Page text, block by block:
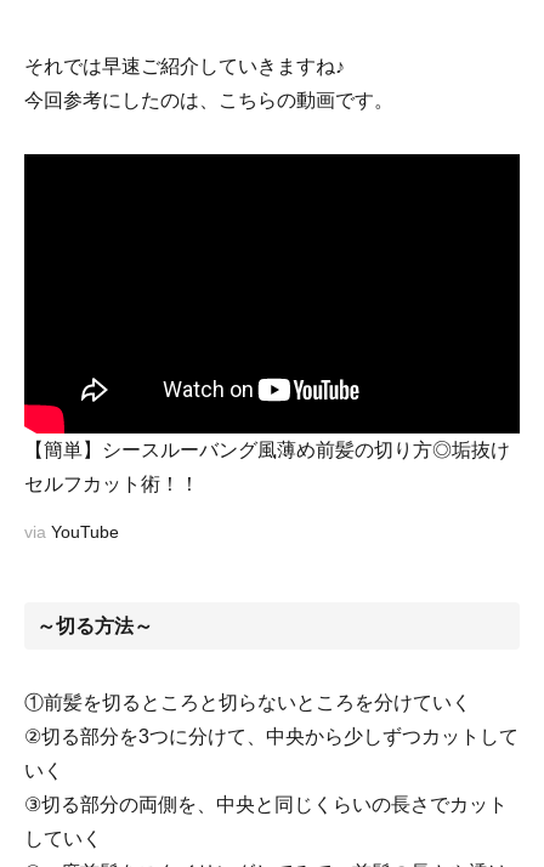
それでは早速ご紹介していきますね♪
今回参考にしたのは、こちらの動画です。
【簡単】シースルーバング風薄め前髪の切り方◎垢抜け
セルフカット術！！
via YouTube
～切る方法～
①前髪を切るところと切らないところを分けていく
②切る部分を3つに分けて、中央から少しずつカットして
いく
③切る部分の両側を、中央と同じくらいの長さでカット
していく